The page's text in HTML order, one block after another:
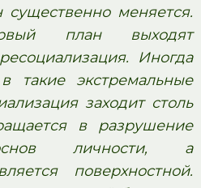
существенно меняется.
план выходят
Иногда
такие экстремальные
заходит столь
в разрушение
личности, а
поверхностной.